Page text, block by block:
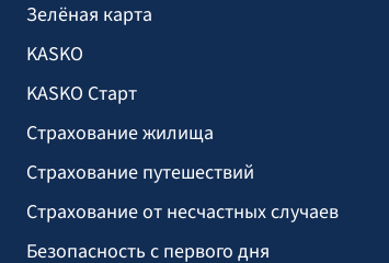
Зелёная карта
KASKO
KASKO Старт
Страхование жилища
Страхование путешествий
Страхование от несчастных случаев
Безопасность с первого дня